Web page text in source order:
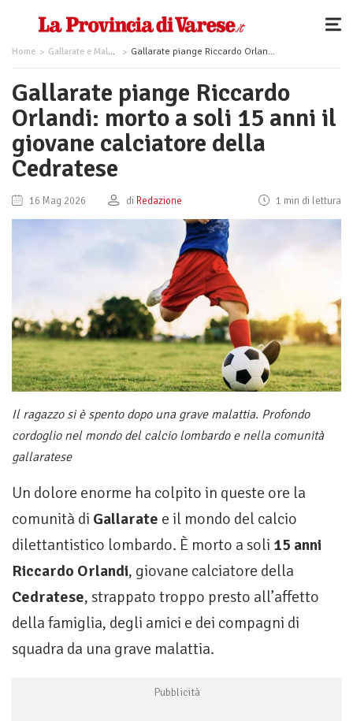
Home Gallarate e Malpensa Gallarate piange Riccardo Orlandi: morto a soli 15 anni il giovane calciatore della Cedratese
Gallarate piange Riccardo
Orlandi: morto a soli 15 anni il
giovane calciatore della
Cedratese
16 Mag 2026 di Redazione 1 min di lettura
Il ragazzo si è spento dopo una grave malattia. Profondo
cordoglio nel mondo del calcio lombardo e nella comunità
gallaratese
Un dolore enorme ha colpito in queste ore la
comunità di Gallarate e il mondo del calcio
dilettantistico lombardo. È morto a soli 15 anni
Riccardo Orlandi, giovane calciatore della
Cedratese, strappato troppo presto all’affetto
della famiglia, degli amici e dei compagni di
squadra da una grave malattia.